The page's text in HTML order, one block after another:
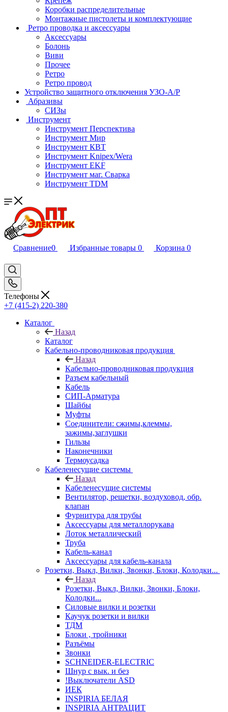
Коробки распределительные
Монтажные пистолеты и комплектующие
Ретро проводка и аксессуары
Аксессуары
Болонь
Виви
Прочее
Ретро
Ретро провод
Устройство защитного отключения УЗО-А/Р
Абразивы
СИЗы
Инструмент
Инструмент Перспектива
Инструмент Мир
Инструмент КВТ
Инструмент Knipex/Wera
Инструмент EKF
Инструмент маг. Сварка
Инструмент TDM
Сравнение0 Избранные товары 0 Корзина 0
Телефоны
+7 (415-2) 220-380
Каталог
Назад
Каталог
Кабельно-проводниковая продукция
Назад
Кабельно-проводниковая продукция
Разъем кабельный
Кабель
СИП-Арматура
Шайбы
Муфты
Соединители: сжимы,клеммы,
зажимы,заглушки
Гильзы
Наконечники
Термоусадка
Кабеленесущие системы
Назад
Кабеленесущие системы
Вентилятор, решетки, воздуховод, обр.
клапан
Фурнитура для трубы
Аксессуары для металлорукава
Лоток металлический
Труба
Кабель-канал
Аксессуары для кабель-канала
Розетки, Выкл, Вилки, Звонки, Блоки, Колодки...
Назад
Розетки, Выкл, Вилки, Звонки, Блоки,
Колодки...
Силовые вилки и розетки
Каучук розетки и вилки
ТДМ
Блоки , тройники
Разъёмы
Звонки
SCHNEIDER-ELECTRIC
Шнур с вык. и без
!Выключатели ASD
ИЕК
INSPIRIA БЕЛАЯ
INSPIRIA АНТРАЦИТ